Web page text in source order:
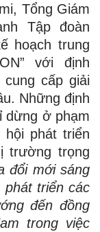
Tổng Giám
Tập đoàn
hoạch trung
với định
cấp giải
Những định
dừng ở phạm
phát triển
trường trọng
đổi mới sáng
triển các
đến đồng
trong việc